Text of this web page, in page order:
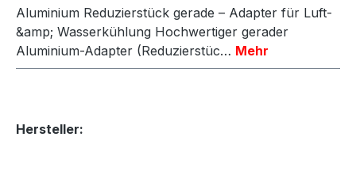
Aluminium Reduzierstück gerade – Adapter für Luft-
&amp; Wasserkühlung Hochwertiger gerader
Aluminium-Adapter (Reduzierstüc… Mehr
Hersteller: